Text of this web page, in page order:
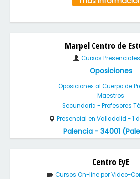
Marpel Centro de
Cursos
Oposiciones
Oposiciones al Cuerpo de
Maestros
Secundaria - Profesores
Presencial en Valladolid - 1
Palencia - 34001
Centro EyE
Cursos On-line por Video-